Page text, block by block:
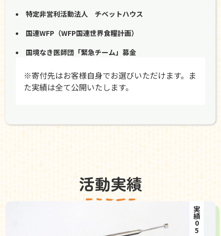
特定非営利活動法人 チベットハウス
国連WFP（WFP国連世界食糧計画）
国境なき医師団「緊急チーム」募金
※寄付先はお客様自身でお選びいただけます。ま
た実績は全て公開いたします。
活動実績
実績05